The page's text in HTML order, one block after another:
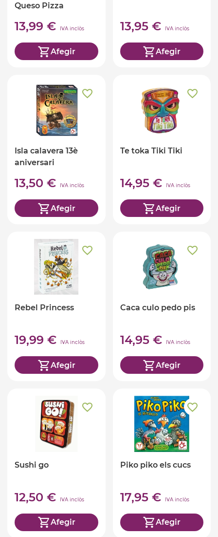
Queso Pizza
13,99 € IVA inclòs
Afegir
13,95 € IVA inclòs
Afegir
Isla calavera 13è
aniversari
13,50 € IVA inclòs
Afegir
Te toka Tiki Tiki
14,95 € IVA inclòs
Afegir
Rebel Princess
19,99 € IVA inclòs
Afegir
Caca culo pedo pis
14,95 € IVA inclòs
Afegir
Sushi go
12,50 € IVA inclòs
Afegir
Piko piko els cucs
17,95 € IVA inclòs
Afegir